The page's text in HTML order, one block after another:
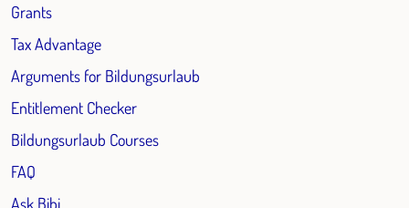
Grants
Tax Advantage
Arguments for Bildungsurlaub
Entitlement Checker
Bildungsurlaub Courses
FAQ
Ask Bibi